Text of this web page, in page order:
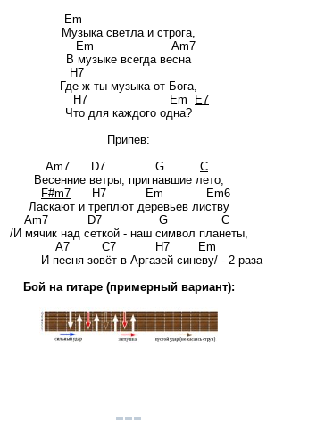
Em
Музыка светла и строга,
Em Am7
В музыке всегда весна
H7
Где ж ты музыка от Бога,
H7 Em E7
Что для каждого одна?
Припев:
Am7 D7 G C
Весенние ветры, пригнавшие лето,
F#m7 H7 Em Em6
Ласкают и треплют деревьев листву
Am7 D7 G C
/И мячик над сеткой - наш символ планеты,
A7 C7 H7 Em
И песня зовёт в Аргазей синеву/ - 2 раза
Бой на гитаре (примерный вариант):